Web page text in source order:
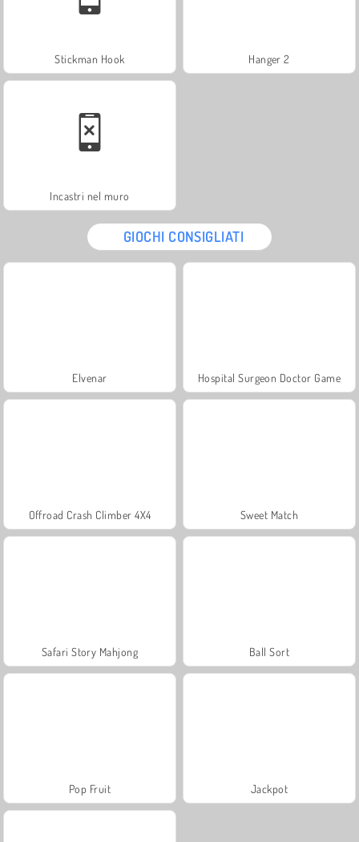
Stickman Hook Hanger 2
Incastri nel muro
GIOCHI CONSIGLIATI
Elvenar Hospital Surgeon Doctor Game
Offroad Crash Climber 4X4 Sweet Match
Safari Story Mahjong Ball Sort
Pop Fruit Jackpot